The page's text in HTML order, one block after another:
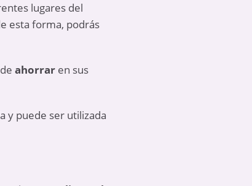
lugares del
esta forma, podrás
ahorrar en sus
a y puede ser utilizada